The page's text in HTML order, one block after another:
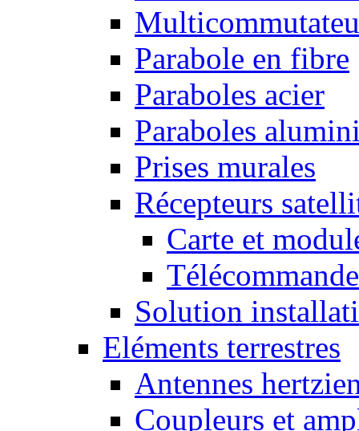
Parabole en fibre
Paraboles acier
Paraboles
Prises murales
Récepteurs
Carte et
Solution
Eléments terrestres
Antennes
Coupleurs et